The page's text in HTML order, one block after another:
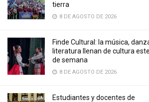
tierra
8 DE AGOSTO DE 2026
Finde Cultural: la música,
literatura llenan de cultura
de semana
8 DE AGOSTO DE 2026
Estudiantes y docentes de